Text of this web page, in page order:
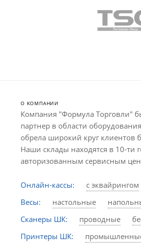
О КОМПАНИИ
Компания "Формула Торговли"
партнер в области
обрела широкий круг клиентов
Наши склады находятся в 10-ти
авторизованным сервисным
Онлайн-кассы: с эквайрингом
Весы:
настольные
Сканеры ШК:
проводные
Принтеры ШК: